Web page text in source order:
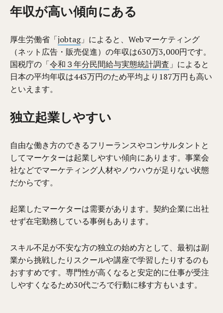
年収が高い傾向にある
厚生労働省「jobtag」によると、Webマーケティング
（ネット広告・販売促進）の年収は630万3,000円です。
国税庁の「令和３年分民間給与実態統計調査 」によると
日本の平均年収は443万円のため平均より187万円も高い
といえます。
独立起業しやすい
自由な働き方のできるフリーランスやコンサルタントと
してマーケターは起業しやすい傾向にあります。事業会
社などでマーケティング人材やノウハウが足りない状態
だからです。
起業したマーケターは需要があります。契約企業に出社
せず在宅勤務している事例もあります。
スキル不足が不安な方の独立の始め方として、最初は副
業から挑戦したりスクールや講座で学習したりするのも
おすすめです。専門性が高くなると安定的に仕事が受注
しやすくなるため30代ごろで行動に移す方もいます。